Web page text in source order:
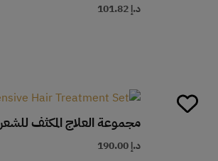
د.إ
مجموعة العلاج المكثف للشعر
د.إ